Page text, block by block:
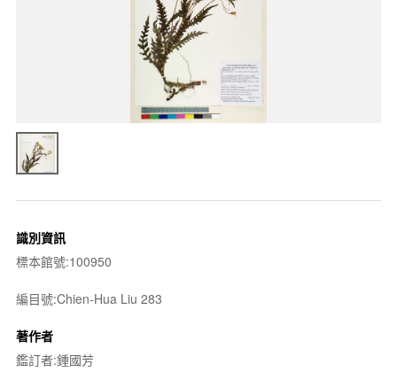
識別資訊
標本館號:100950
編目號:Chien-Hua Liu 283
著作者
鑑訂者:鍾國芳